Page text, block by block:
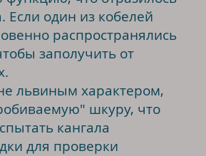
Если один из кобелей
распространялись
заполучить от
львиным характером,
шкуру, что
кангала
для проверки